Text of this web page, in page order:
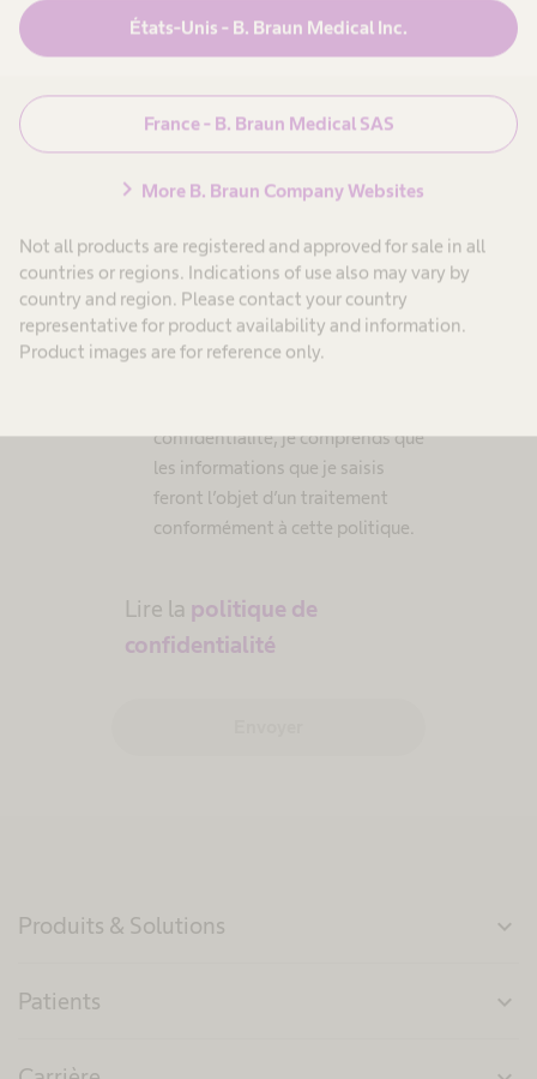
États-Unis - B. Braun Medical Inc.
France - B. Braun Medical SAS
chevron_right More B. Braun Company Websites
Not all products are registered and approved for sale in all
countries or regions. Indications of use also may vary by
country and region. Please contact your country
representative for product availability and information.
Product images are for reference only.
Numéro de téléphone*
expand_more
Politique de confidentialité
confidentialité, je comprends que
les informations que je saisis
feront l’objet d’un traitement
conformément à cette politique.
Lire la politique de
confidentialité
Produits & Solutions expand_more
Patients expand_more